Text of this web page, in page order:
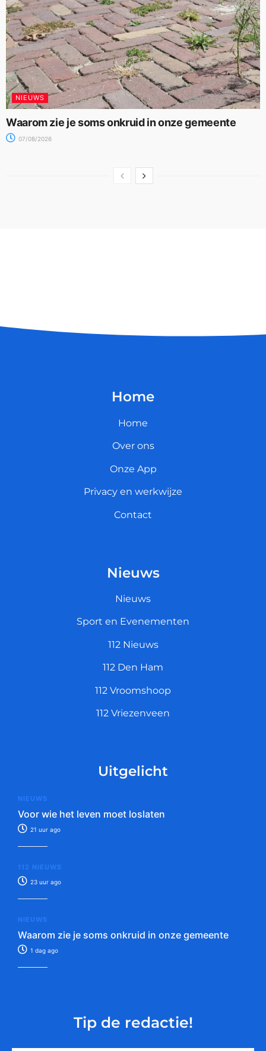
NIEUWS
Waarom zie je soms onkruid in onze gemeente
07/08/2026
Home
Home
Over ons
Onze App
Privacy en werkwijze
Contact
Nieuws
Nieuws
Sport en Evenementen
112 Nieuws
112 Den Ham
112 Vroomshoop
112 Vriezenveen
Uitgelicht
NIEUWS
Voor wie het leven moet loslaten
21 uur ago
112 NIEUWS
23 uur ago
NIEUWS
Waarom zie je soms onkruid in onze gemeente
1 dag ago
Tip de redactie!